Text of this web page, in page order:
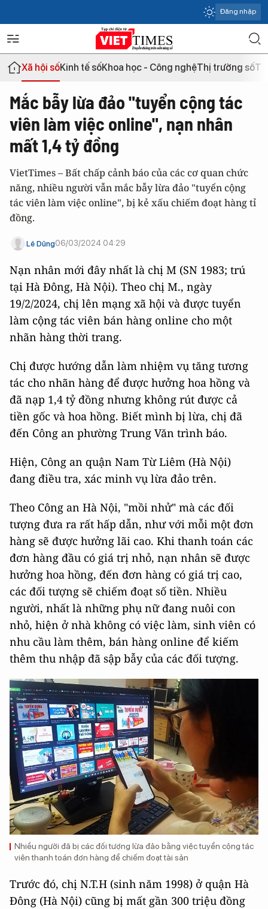
Đăng nhập
Xã hội sốKinh tế sốKhoa học - Công nghệThị trường số
Mắc bẫy lừa đảo "tuyển cộng tác
viên làm việc online", nạn nhân
mất 1,4 tỷ đồng
VietTimes – Bất chấp cảnh báo của các cơ quan chức
năng, nhiều người vẫn mắc bẫy lừa đảo "tuyển cộng
tác viên làm việc online", bị kẻ xấu chiếm đoạt hàng tỉ
đồng.
Lê Dũng06/03/2024 04:29
Nạn nhân mới đây nhất là chị M (SN 1983; trú
tại Hà Đông, Hà Nội). Theo chị M., ngày
19/2/2024, chị lên mạng xã hội và được tuyển
làm cộng tác viên bán hàng online cho một
nhãn hàng thời trang.
Chị được hướng dẫn làm nhiệm vụ tăng tương
tác cho nhãn hàng để được hưởng hoa hồng và
đã nạp 1,4 tỷ đồng nhưng không rút được cả
tiền gốc và hoa hồng. Biết mình bị lừa, chị đã
đến Công an phường Trung Văn trình báo.
Hiện, Công an quận Nam Từ Liêm (Hà Nội)
đang điều tra, xác minh vụ lừa đảo trên.
Theo Công an Hà Nội, "mồi nhử" mà các đối
tượng đưa ra rất hấp dẫn, như với mỗi một đơn
hàng sẽ được hưởng lãi cao. Khi thanh toán các
đơn hàng đầu có giá trị nhỏ, nạn nhân sẽ được
hưởng hoa hồng, đến đơn hàng có giá trị cao,
các đối tượng sẽ chiếm đoạt số tiền. Nhiều
người, nhất là những phụ nữ đang nuôi con
nhỏ, hiện ở nhà không có việc làm, sinh viên có
nhu cầu làm thêm, bán hàng online để kiếm
thêm thu nhập đã sập bẫy của các đối tượng.
Nhiều người đã bị các đối tượng lừa đảo bằng việc tuyển cộng tác
viên thanh toán đơn hàng để chiếm đoạt tài sản
Trước đó, chị N.T.H (sinh năm 1998) ở quận Hà
Đông (Hà Nội) cũng bị mất gần 300 triệu đồng